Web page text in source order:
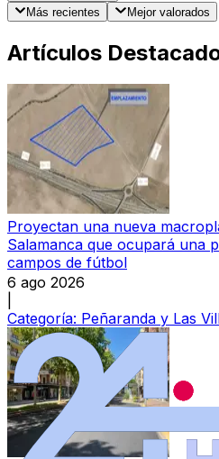
Más recientes
Mejor valorados
Artículos
Proyectan una nueva
Salamanca que ocupará una
campos de fútbol
6 ago 2026
Categoría: Peñaranda y Las